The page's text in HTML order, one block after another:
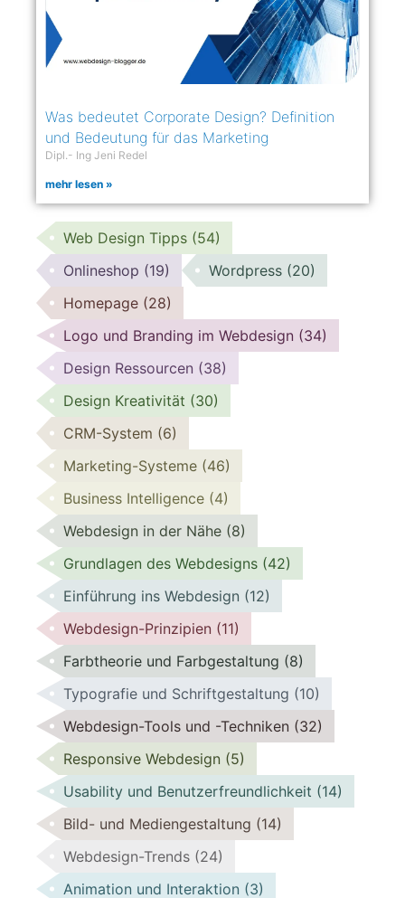
Was bedeutet Corporate Design? Definition
und Bedeutung für das Marketing
Dipl.- Ing Jeni Redel
mehr lesen »
Web Design Tipps (54)
Onlineshop (19) Wordpress (20)
Homepage (28)
Logo und Branding im Webdesign (34)
Design Ressourcen (38)
Design Kreativität (30)
CRM-System (6)
Marketing-Systeme (46)
Business Intelligence (4)
Webdesign in der Nähe (8)
Grundlagen des Webdesigns (42)
Einführung ins Webdesign (12)
Webdesign-Prinzipien (11)
Farbtheorie und Farbgestaltung (8)
Typografie und Schriftgestaltung (10)
Webdesign-Tools und -Techniken (32)
Responsive Webdesign (5)
Usability und Benutzerfreundlichkeit (14)
Bild- und Mediengestaltung (14)
Webdesign-Trends (24)
Animation und Interaktion (3)